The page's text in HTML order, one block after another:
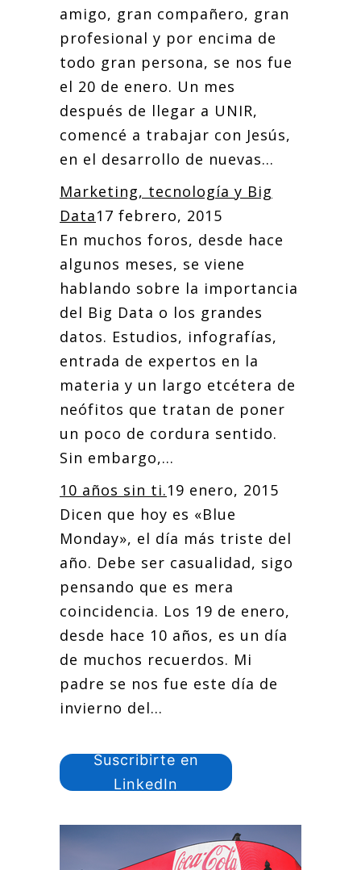
amigo, gran compañero, gran
profesional y por encima de
todo gran persona, se nos fue
el 20 de enero. Un mes
después de llegar a UNIR,
comencé a trabajar con Jesús,
en el desarrollo de nuevas...
Marketing, tecnología y Big
Data17 febrero, 2015
En muchos foros, desde hace
algunos meses, se viene
hablando sobre la importancia
del Big Data o los grandes
datos. Estudios, infografías,
entrada de expertos en la
materia y un largo etcétera de
neófitos que tratan de poner
un poco de cordura sentido.
Sin embargo,...
10 años sin ti.19 enero, 2015
Dicen que hoy es «Blue
Monday», el día más triste del
año. Debe ser casualidad, sigo
pensando que es mera
coincidencia. Los 19 de enero,
desde hace 10 años, es un día
de muchos recuerdos. Mi
padre se nos fue este día de
invierno del...
Suscribirte en
LinkedIn